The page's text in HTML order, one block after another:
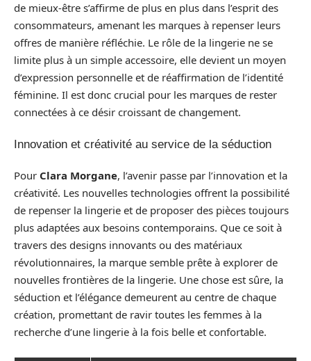
de mieux-être s’affirme de plus en plus dans l’esprit des
consommateurs, amenant les marques à repenser leurs
offres de manière réfléchie. Le rôle de la lingerie ne se
limite plus à un simple accessoire, elle devient un moyen
d’expression personnelle et de réaffirmation de l’identité
féminine. Il est donc crucial pour les marques de rester
connectées à ce désir croissant de changement.
Innovation et créativité au service de la séduction
Pour Clara Morgane, l’avenir passe par l’innovation et la
créativité. Les nouvelles technologies offrent la possibilité
de repenser la lingerie et de proposer des pièces toujours
plus adaptées aux besoins contemporains. Que ce soit à
travers des designs innovants ou des matériaux
révolutionnaires, la marque semble prête à explorer de
nouvelles frontières de la lingerie. Une chose est sûre, la
séduction et l’élégance demeurent au centre de chaque
création, promettant de ravir toutes les femmes à la
recherche d’une lingerie à la fois belle et confortable.